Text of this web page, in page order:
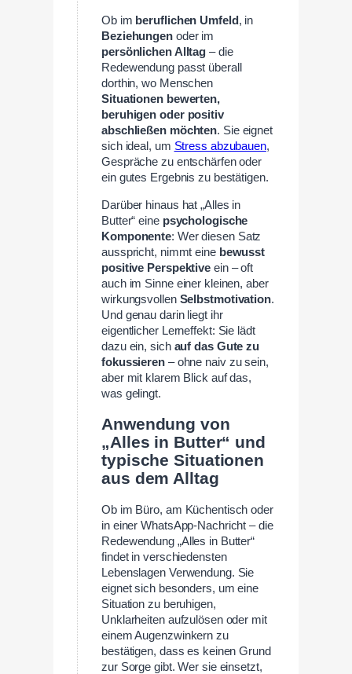
Ob im beruflichen Umfeld, in
Beziehungenoder im
persönlichen Alltag – die
Redewendung passt überall
dorthin, wo Menschen
Situationen bewerten,
beruhigen oder positiv
abschließen möchten. Sie eignet
sich ideal, um Stress abzubauen,
Gespräche zu entschärfen oder
ein gutes Ergebnis zu bestätigen.
Darüber hinaus hat „Alles in
Butter“ eine psychologische
Komponente: Wer diesen Satz
ausspricht, nimmt eine bewusst
positive Perspektive ein – oft
auch im Sinne einer kleinen, aber
wirkungsvollen Selbstmotivation.
Und genau darin liegt ihr
eigentlicher Lerneffekt: Sie lädt
dazu ein, sich auf das Gute zu
fokussieren– ohne naiv zu sein,
aber mit klarem Blick auf das,
was gelingt.
Anwendung von
„Alles in Butter“ und
typische Situationen
aus dem Alltag
Ob im Büro, am Küchentisch oder
in einer WhatsApp-Nachricht – die
Redewendung „Alles in Butter“
findet in verschiedensten
Lebenslagen Verwendung. Sie
eignet sich besonders, um eine
Situation zu beruhigen,
Unklarheiten aufzulösen oder mit
einem Augenzwinkern zu
bestätigen, dass es keinen Grund
zur Sorge gibt. Wer sie einsetzt,